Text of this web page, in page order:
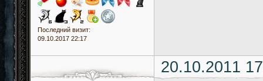
Последний визит:
09.10.2017 22:17
20.10.2011